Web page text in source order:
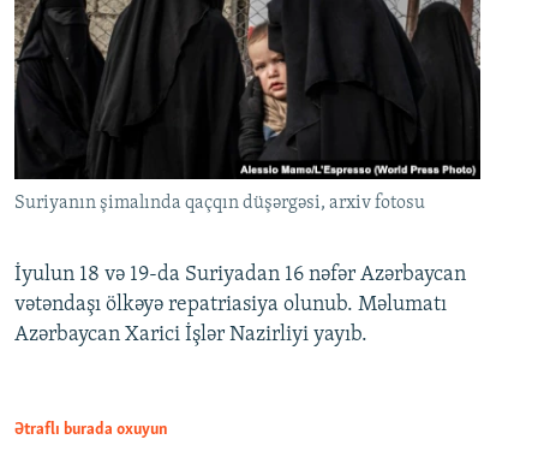
Suriyanın şimalında qaçqın düşərgəsi, arxiv fotosu
İyulun 18 və 19-da Suriyadan 16 nəfər Azərbaycan
vətəndaşı ölkəyə repatriasiya olunub. Məlumatı
Azərbaycan Xarici İşlər Nazirliyi yayıb.
Ətraflı burada oxuyun